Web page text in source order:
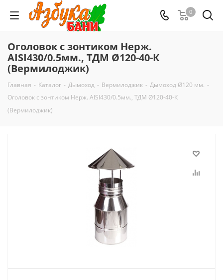
0
Оголовок с зонтиком Нерж.
AISI430/0.5мм., ТДМ Ø120-40-К
(Вермилоджик)
Главная - Каталог - Дымоход - Вермилоджик - Дымоход Ø120 мм. -
Оголовок с зонтиком Нерж. AISI430/0.5мм., ТДМ Ø120-40-К
(Вермилоджик)